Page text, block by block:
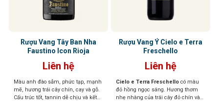
Rượu Vang Tây Ban Nha
Faustino Icon Rioja
Liên hệ
Màu anh đào sẫm, phức tạp, mạnh
mẽ, hương trái cây chín, cay và gỗ.
Cấu trúc tốt, tannin dễ chịu và kết
Rượu Vang Ý Cielo e Terra
Freschello
Liên hệ
Cielo e Terra Freschello có màu
đỏ hồng ngọc sáng. Hương thơm
nhẹ nhàng của trái cây đỏ chín và